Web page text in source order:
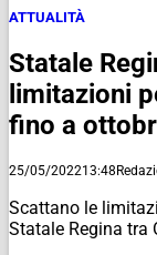
ATTUALITÀ
Statale
limitazioni
fino a
25/05/202213:48
Scattano le
Statale Regina tra